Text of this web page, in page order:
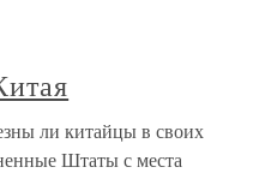
ли китайцы в своих
Штаты с места